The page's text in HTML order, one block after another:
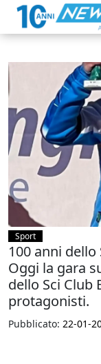
Sport
100 anni dello
Oggi la gara
dello Sci Club
protagonisti.
Pubblicato: 22-01-